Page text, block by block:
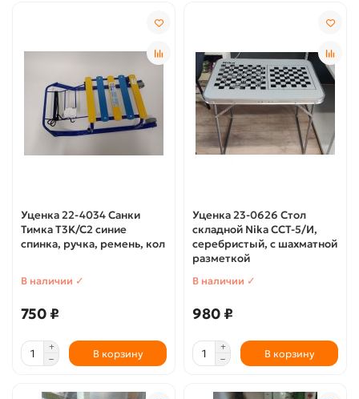
Уценка 22-4034 Санки
Тимка T3K/C2 синие
спинка, ручка, ремень, кол
В наличии ✓
750 ₽
В корзину
Уценка 23-0626 Стол
складной Nika ССТ-5/И,
серебристый, с шахматной
разметкой
В наличии ✓
980 ₽
В корзину